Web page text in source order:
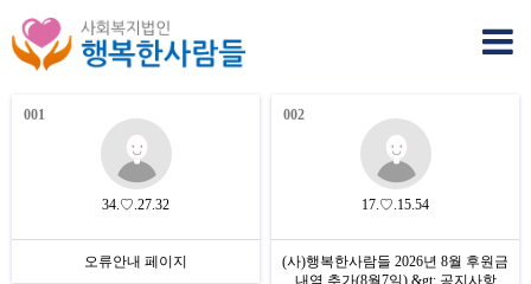
001
34.♡.27.32
오류안내 페이지
002
17.♡.15.54
(사)행복한사람들 2026년 8월 후원금
내역 추가(8월7일) &gt; 공지사항